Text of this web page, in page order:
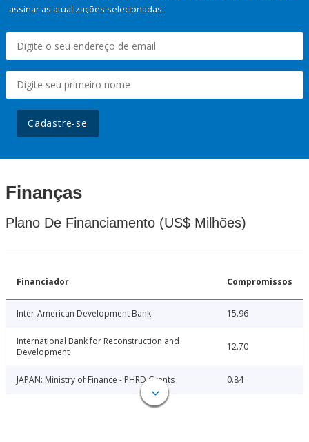
assinar as atualizações selecionadas.
Cadastre-se
Finanças
Plano De Financiamento (US$ Milhões)
Financiador Compromissos
Inter-American Development Bank 15.96
International Bank for Reconstruction and
Development
12.70
JAPAN: Ministry of Finance - PHRD Grants 0.84